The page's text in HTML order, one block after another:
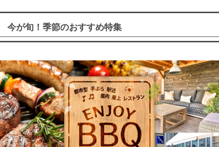
今が旬！季節のおすすめ特集